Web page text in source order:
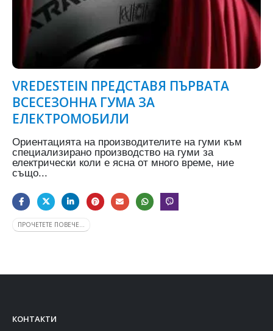
VREDESTEIN ПРЕДСТАВЯ ПЪРВАТА
ВСЕСЕЗОННА ГУМА ЗА
ЕЛЕКТРОМОБИЛИ
Ориентацията на производителите на гуми към
специализирано производство на гуми за
електрически коли е ясна от много време, ние
също...
ПРОЧЕТЕТЕ ПОВЕЧЕ...
КОНТАКТИ